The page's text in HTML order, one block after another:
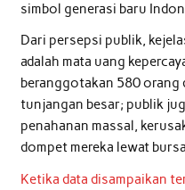
simbol generasi baru
Dari persepsi publik,
adalah mata uang
beranggotakan 580
tunjangan besar; publik
penahanan massal,
dompet mereka lewat
Ketika data disampaikan